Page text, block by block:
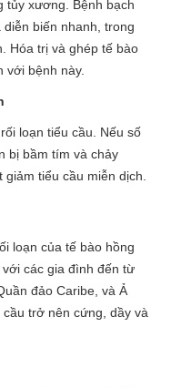
tủy xương. Bệnh bạch
biến nhanh, trong
Hóa trị và ghép tế bào
với bệnh này.
loạn tiểu cầu. Nếu số
bị bầm tím và chảy
giảm tiểu cầu miễn dịch.
loạn của tế bào hồng
các gia đình đến từ
đảo Caribe, và Ả
trở nên cứng, dầy và